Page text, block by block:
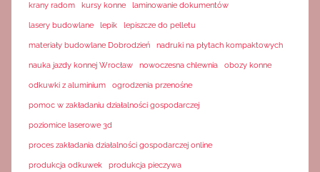
krany radom kursy konne laminowanie dokumentów
lasery budowlane lepik lepiszcze do pelletu
materiały budowlane Dobrodzień nadruki na płytach kompaktowych
nauka jazdy konnej Wrocław nowoczesna chlewnia obozy konne
odkuwki z aluminium ogrodzenia przenośne
pomoc w zakładaniu działalności gospodarczej
poziomice laserowe 3d
proces zakładania działalności gospodarczej online
produkcja odkuwek produkcja pieczywa